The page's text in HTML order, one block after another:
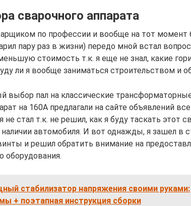
сварочного аппарата
по профессии и вообще на тот момент
пару раз в жизни) передо мной встал
стоимость т.к. я еще не знал, какие
ли я вообще заниматься строительством и
выбор пал на классические
на 160А предлагали на сайте объявлений
не стал т.к. не решил, как я буду таскать этот
автомобиля. И вот однажды, я зашел в
и решил обратить внимание на
оборудования.
стабилизатор напряжения своими руками:
+ поэтапная инструкция сборки